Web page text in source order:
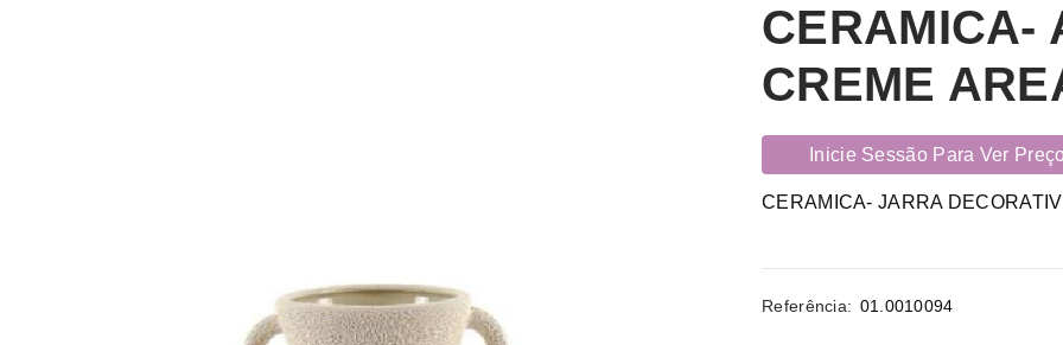
CERAMICA-
CREME
Inicie Sessão Para Ver
CERAMICA- JARRA DECORATIV
Referência: 01.0010094